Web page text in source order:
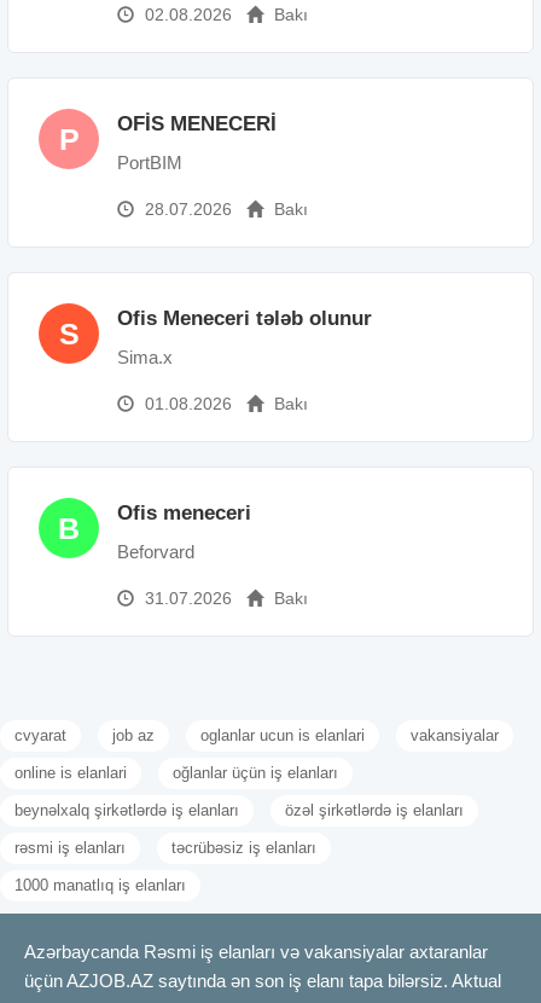
02.08.2026 Bakı
P OFİS MENECERİ
PortBIM
28.07.2026 Bakı
S Ofis Meneceri tələb olunur
Sima.x
01.08.2026 Bakı
B Ofis meneceri
Beforvard
31.07.2026 Bakı
cvyarat job az oglanlar ucun is elanlari vakansiyalar
online is elanlari oğlanlar üçün iş elanları
beynəlxalq şirkətlərdə iş elanları özəl şirkətlərdə iş elanları
rəsmi iş elanları təcrübəsiz iş elanları
1000 manatlıq iş elanları
Azərbaycanda Rəsmi iş elanları və vakansiyalar axtaranlar
üçün AZJOB.AZ saytında ən son iş elanı tapa bilərsiz. Aktual